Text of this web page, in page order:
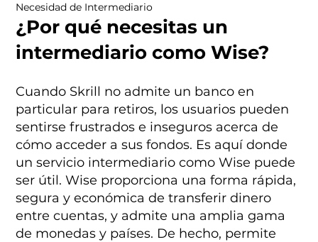
Necesidad de Intermediario
¿Por qué necesitas un
intermediario como Wise?
Cuando Skrill no admite un banco en
particular para retiros, los usuarios pueden
sentirse frustrados e inseguros acerca de
cómo acceder a sus fondos. Es aquí donde
un servicio intermediario como Wise puede
ser útil. Wise proporciona una forma rápida,
segura y económica de transferir dinero
entre cuentas, y admite una amplia gama
de monedas y países. De hecho, permite